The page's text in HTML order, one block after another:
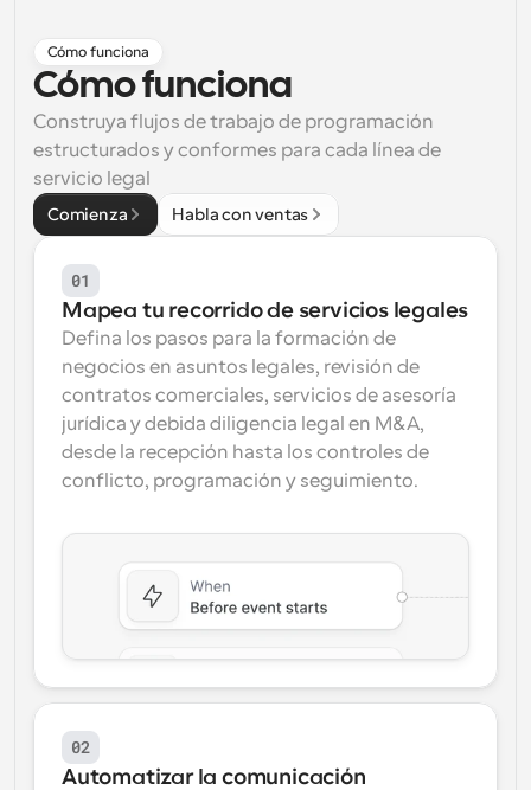
Programación potenciadda con llamadas
impulsadas por IA
Flujos de trabajo
Automatiza la programación y los recordatorios
Blog
Mantente al día con las últimas noticias y
actualizaciones
Reuniones Instantáneas
Reúnete con clientes en minutos
Enlaces de Grupo Dinámico
Reserva reuniones de forma fluida con varias personas
Webhooks
Recibe notificaciones cuando ocurra algo
Cómo funciona
Cómo funciona
Construya flujos de trabajo de programación
estructurados y conformes para cada línea de
servicio legal
Comienza Habla con ventas
01
Mapea tu recorrido de servicios legales
Defina los pasos para la formación de
negocios en asuntos legales, revisión de
contratos comerciales, servicios de asesoría
jurídica y debida diligencia legal en M&A,
desde la recepción hasta los controles de
conflicto, programación y seguimiento.
02
Automatizar la comunicación